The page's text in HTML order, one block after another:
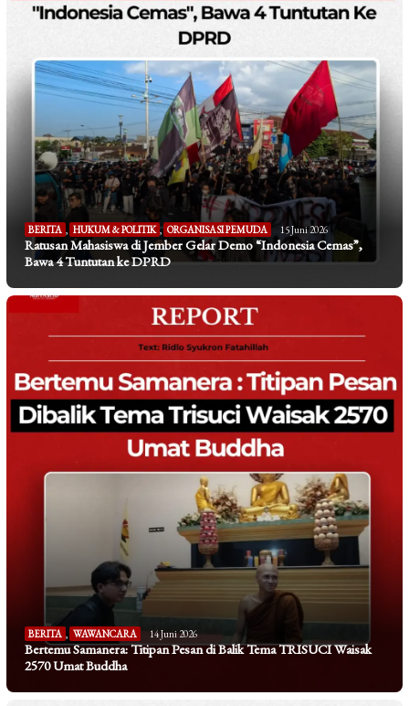
BERITA , HUKUM & POLITIK , ORGANISASI PEMUDA 15 Juni 2026
Ratusan Mahasiswa di Jember Gelar Demo “Indonesia Cemas”,
Bawa 4 Tuntutan ke DPRD
BERITA , WAWANCARA 14 Juni 2026
Bertemu Samanera: Titipan Pesan di Balik Tema TRISUCI Waisak
2570 Umat Buddha